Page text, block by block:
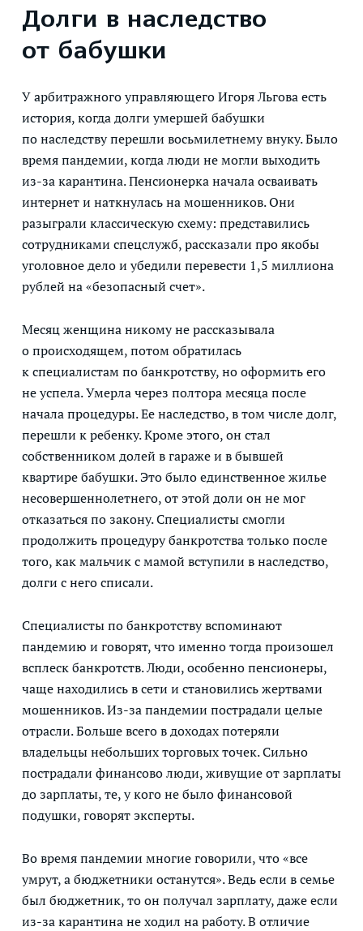
Долги в наследство
от бабушки
У арбитражного управляющего Игоря Льгова есть
история, когда долги умершей бабушки
по наследству перешли восьмилетнему внуку. Было
время пандемии, когда люди не могли выходить
из-за карантина. Пенсионерка начала осваивать
интернет и наткнулась на мошенников. Они
разыграли классическую схему: представились
сотрудниками спецслужб, рассказали про якобы
уголовное дело и убедили перевести 1,5 миллиона
рублей на «безопасный счет».
Месяц женщина никому не рассказывала
о происходящем, потом обратилась
к специалистам по банкротству, но оформить его
не успела. Умерла через полтора месяца после
начала процедуры. Ее наследство, в том числе долг,
перешли к ребенку. Кроме этого, он стал
собственником долей в гараже и в бывшей
квартире бабушки. Это было единственное жилье
несовершеннолетнего, от этой доли он не мог
отказаться по закону. Специалисты смогли
продолжить процедуру банкротства только после
того, как мальчик с мамой вступили в наследство,
долги с него списали.
Специалисты по банкротству вспоминают
пандемию и говорят, что именно тогда произошел
всплеск банкротств. Люди, особенно пенсионеры,
чаще находились в сети и становились жертвами
мошенников. Из-за пандемии пострадали целые
отрасли. Больше всего в доходах потеряли
владельцы небольших торговых точек. Сильно
пострадали финансово люди, живущие от зарплаты
до зарплаты, те, у кого не было финансовой
подушки, говорят эксперты.
Во время пандемии многие говорили, что «все
умрут, а бюджетники останутся». Ведь если в семье
был бюджетник, то он получал зарплату, даже если
из-за карантина не ходил на работу. В отличие